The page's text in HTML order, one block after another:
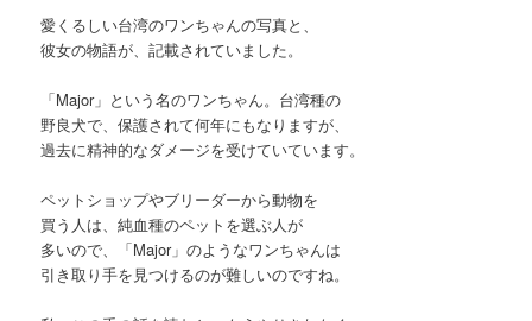
愛くるしい台湾のワンちゃんの写真と、
彼女の物語が、記載されていました。
「Major」という名のワンちゃん。台湾種の
野良犬で、保護されて何年にもなりますが、
過去に精神的なダメージを受けていています。
ペットショップやブリーダーから動物を
買う人は、純血種のペットを選ぶ人が
多いので、「Major」のようなワンちゃんは
引き取り手を見つけるのが難しいのですね。